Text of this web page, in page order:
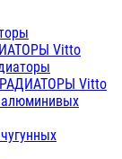
Vitto
Vitto